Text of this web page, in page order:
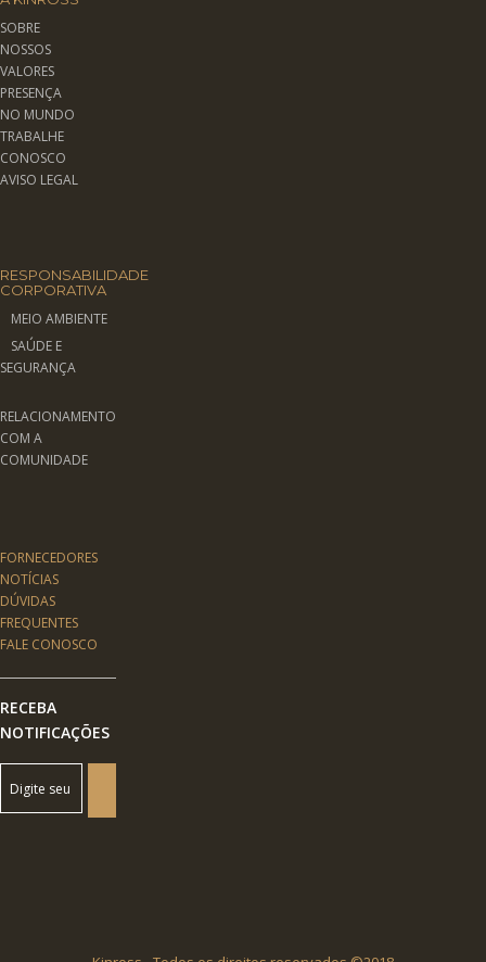
SOBRE
NOSSOS
VALORES
PRESENÇA
NO MUNDO
TRABALHE
CONOSCO
AVISO LEGAL
RESPONSABILIDADE
CORPORATIVA
MEIO AMBIENTE
SAÚDE E
SEGURANÇA
RELACIONAMENTO
COM A
COMUNIDADE
FORNECEDORES
NOTÍCIAS
DÚVIDAS
FREQUENTES
FALE CONOSCO
RECEBA
NOTIFICAÇÕES